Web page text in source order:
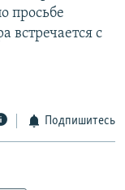
просьбе
встречается с
Подпишитесь